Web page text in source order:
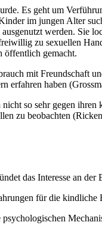
Es geht um
im jungen Alter
werden. Sie
zu sexuellen
öffentlich gemacht.
mit Freundschaft
erfahren haben
so sehr gegen
zu beobachten
das Interesse an
für die